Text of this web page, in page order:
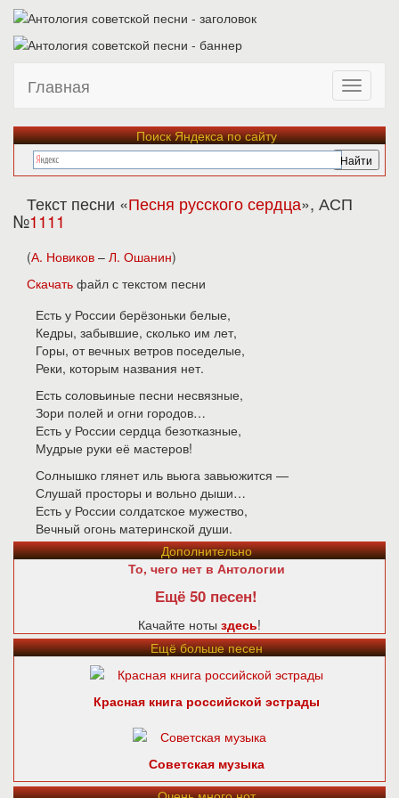
Главная
Поиск Яндекса по сайту
Текст песни «Песня русского сердца», АСП
№1111
(А. Новиков – Л. Ошанин)
Скачать файл с текстом песни
Есть у России берёзоньки белые,
Кедры, забывшие, сколько им лет,
Горы, от вечных ветров поседелые,
Реки, которым названия нет.
Есть соловьиные песни несвязные,
Зори полей и огни городов…
Есть у России сердца безотказные,
Мудрые руки её мастеров!
Солнышко глянет иль вьюга завьюжится —
Слушай просторы и вольно дыши…
Есть у России солдатское мужество,
Вечный огонь материнской души.
Дополнительно
То, чего нет в Антологии
Ещё 50 песен!
Качайте ноты здесь!
Ещё больше песен
Красная книга российской эстрады
Советская музыка